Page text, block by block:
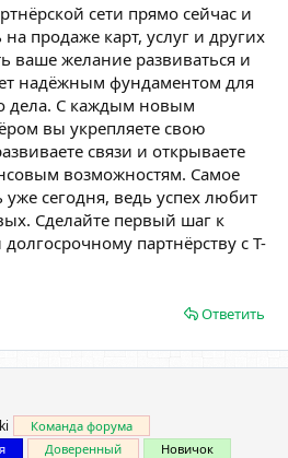
сети прямо сейчас и
продаже карт, услуг и других
ваше желание развиваться и
надёжным фундаментом для
дела. С каждым новым
вы укрепляете свою
связи и открываете
возможностям. Самое
уже сегодня, ведь успех любит
Сделайте первый шаг к
партнёрству с Т-
Ответить
Команда форума
Доверенный Новичок